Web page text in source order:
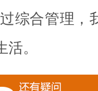
综合管理，
。